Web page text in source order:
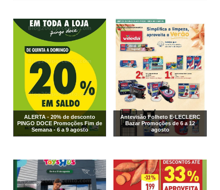
ALERTA - 20% de desconto
PINGO DOCE Promoções Fim de
Semana - 6 a 9 agosto
Antevisão Folheto E-LECLERC
Bazar Promoções de 6 a 12
agosto